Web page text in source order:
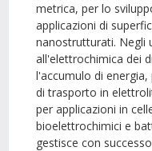
metrica, per lo
applicazioni di
nanostrutturati. Negli
all'elettrochimica dei
l'accumulo di
di trasporto in
per applicazioni in
bioelettrochimici e
gestisce con